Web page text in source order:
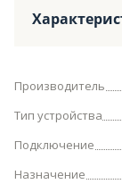
Производитель
Тип устройства
Подключение
Назначение